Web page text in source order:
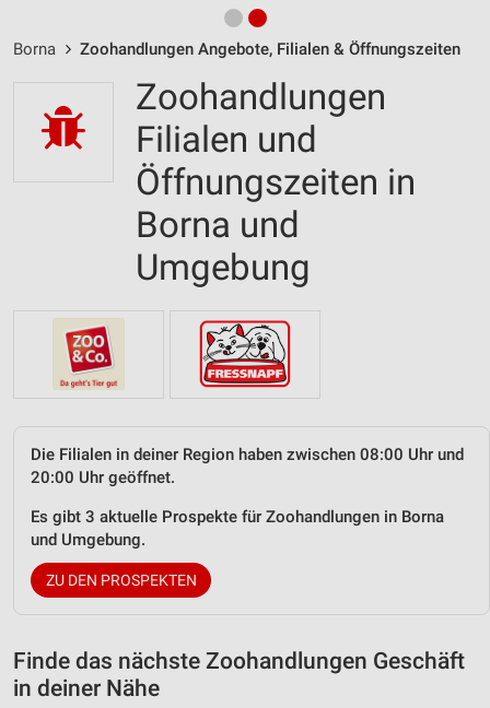
Borna Zoohandlungen Angebote, Filialen & Öffnungszeiten
Zoohandlungen
Filialen und
Öffnungszeiten in
Borna und
Umgebung
Die Filialen in deiner Region haben zwischen 08:00 Uhr und
20:00 Uhr geöffnet.
Es gibt 3 aktuelle Prospekte für Zoohandlungen in Borna
und Umgebung.
ZU DEN PROSPEKTEN
Finde das nächste Zoohandlungen Geschäft
in deiner Nähe